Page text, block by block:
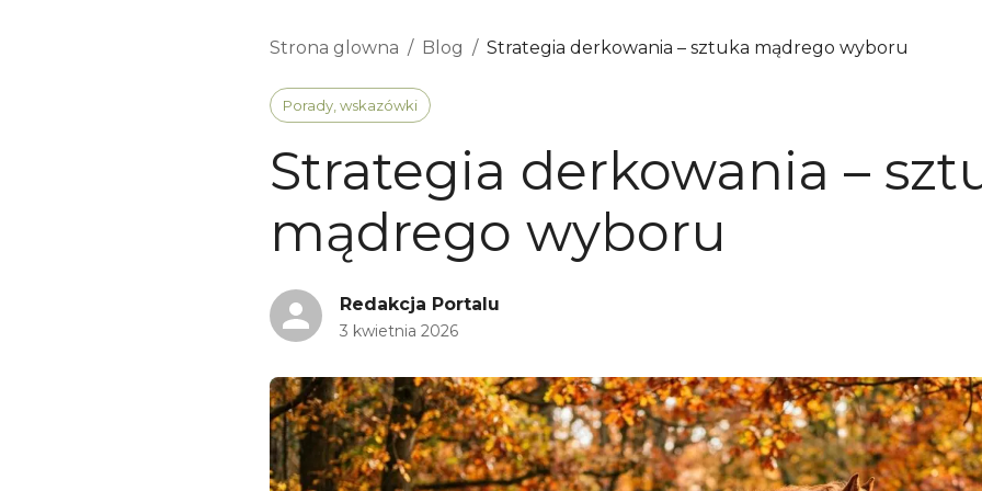
Strona glowna / Blog / Strategia derkowania – sztuka mądrego wyboru
Porady, wskazówki
Strategia derkowania –
mądrego wyboru
Redakcja Portalu
3 kwietnia 2026